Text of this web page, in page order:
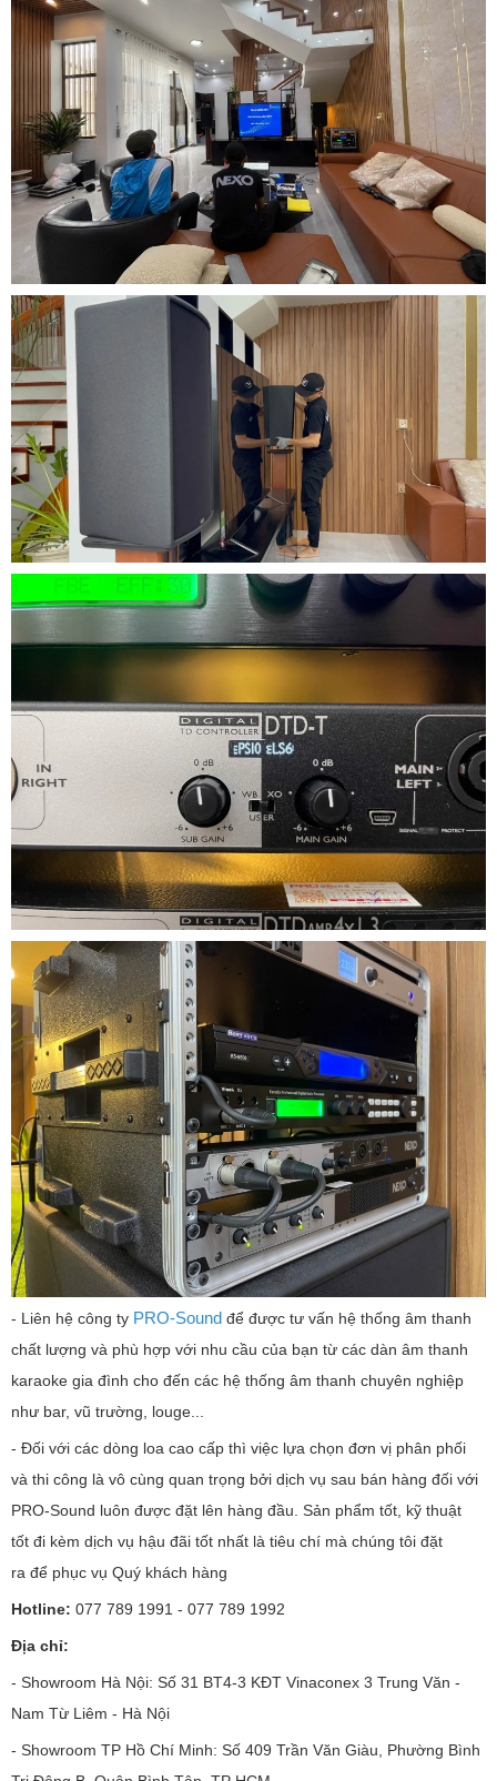
- Liên hệ công ty PRO-Sound để được tư vấn hệ thống âm thanh
chất lượng và phù hợp với nhu cầu của bạn từ các dàn âm thanh
karaoke gia đình cho đến các hệ thống âm thanh chuyên nghiệp
như bar, vũ trường, louge...
- Đối với các dòng loa cao cấp thì việc lựa chọn đơn vị phân phối
và thi công là vô cùng quan trọng bởi dịch vụ sau bán hàng đối với
PRO-Sound luôn được đặt lên hàng đầu. Sản phẩm tốt, kỹ thuật
tốt đi kèm dịch vụ hậu đãi tốt nhất là tiêu chí mà chúng tôi đặt
ra để phục vụ Quý khách hàng
Hotline: 077 789 1991 - 077 789 1992
Địa chỉ:
- Showroom Hà Nội: Số 31 BT4-3 KĐT Vinaconex 3 Trung Văn -
Nam Từ Liêm - Hà Nội
- Showroom TP Hồ Chí Minh: Số 409 Trần Văn Giàu, Phường Bình